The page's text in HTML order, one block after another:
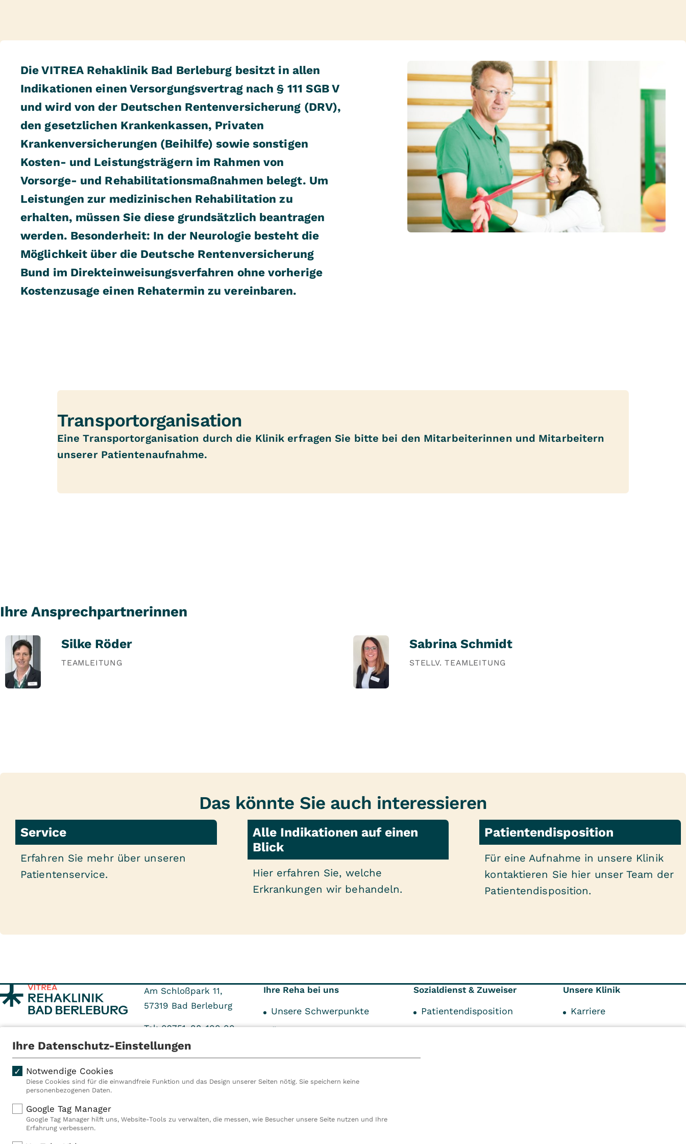
Die VITREA Rehaklinik Bad Berleburg besitzt in allen
Indikationen einen Versorgungsvertrag nach § 111 SGB V
und wird von der Deutschen Rentenversicherung (DRV),
den gesetzlichen Krankenkassen, Privaten
Krankenversicherungen (Beihilfe) sowie sonstigen
Kosten- und Leistungsträgern im Rahmen von
Vorsorge- und Rehabilitationsmaßnahmen belegt. Um
Leistungen zur medizinischen Rehabilitation zu
erhalten, müssen Sie diese grundsätzlich beantragen
werden. Besonderheit: In der Neurologie besteht die
Möglichkeit über die Deutsche Rentenversicherung
Bund im Direkteinweisungsverfahren ohne vorherige
Kostenzusage einen Rehatermin zu vereinbaren.
Transportorganisation
Eine Transportorganisation durch die Klinik erfragen Sie bitte bei den Mitarbeiterinnen und Mitarbeitern
unserer Patientenaufnahme.
Ihre Ansprechpartnerinnen
Silke Röder
TEAMLEITUNG
Sabrina Schmidt
STELLV. TEAMLEITUNG
Das könnte Sie auch interessieren
Service
Erfahren Sie mehr über unseren
Patientenservice.
Alle Indikationen auf einen
Blick
Hier erfahren Sie, welche
Erkrankungen wir behandeln.
Patientendisposition
Für eine Aufnahme in unsere Klinik
kontaktieren Sie hier unser Team der
Patientendisposition.
Am Schloßpark 11,
57319 Bad Berleburg
Tel: 02751-88-100 00
Fax: 02751-88-719 99
Ihre Reha bei uns
Unsere Schwerpunkte
Sozialdienst & Zuweiser
Patientendisposition
Unsere Klinik
Karriere
Rahmen der Gruppe betreiben wir 80 stationäre und ambulante Einrichtungen in
Ihre Datenschutz-Einstellungen
Notwendige Cookies
Diese Cookies sind für die einwandfreie Funktion und das Design unserer Seiten nötig. Sie speichern keine
personenbezogenen Daten.
Google Tag Manager
Google Tag Manager hilft uns, Website-Tools zu verwalten, die messen, wie Besucher unsere Seite nutzen und Ihre
Erfahrung verbessern.